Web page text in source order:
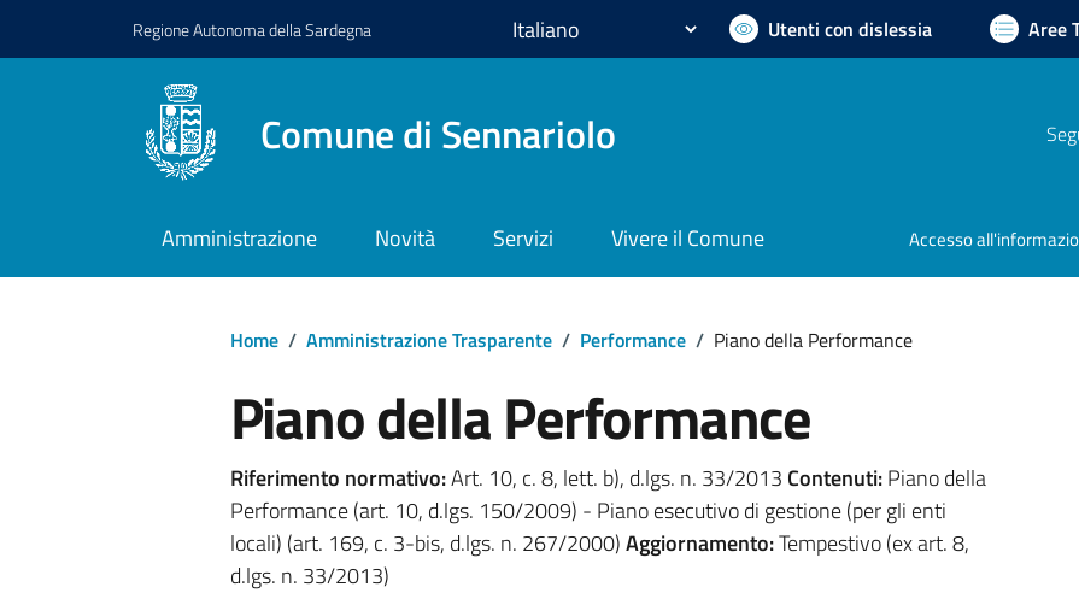
RegioneAutonoma dellaSardegna Utenti con dislessia Aree
Comune di Sennariolo
Amministrazione Novità Servizi Vivere il Comune Accesso
Home / Amministrazione Trasparente / Performance / Piano della Performance
Piano della Performance
Riferimento normativo:Art. 10, c. 8, lett. b), d.lgs. n. 33/2013 Contenuti:Piano della
Performance (art. 10, d.lgs. 150/2009) - Piano esecutivo di gestione (per gli enti
locali) (art. 169, c. 3-bis, d.lgs. n. 267/2000)Aggiornamento:Tempestivo (ex art. 8,
d.lgs. n. 33/2013)